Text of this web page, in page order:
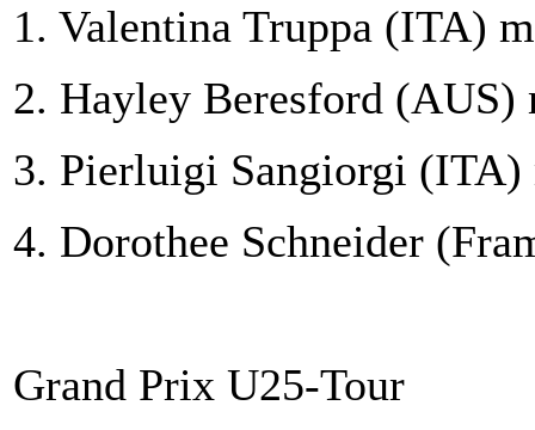
1. Valentina Truppa (ITA)
2. Hayley Beresford (AUS)
3. Pierluigi Sangiorgi
4. Dorothee Schneider
Grand Prix U25-Tour